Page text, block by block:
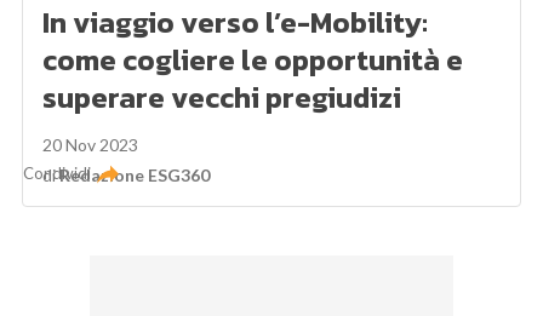
In viaggio verso l’e-Mobility:
come cogliere le opportunità e
superare vecchi pregiudizi
20 Nov 2023
diRedazione ESG360
Condividi